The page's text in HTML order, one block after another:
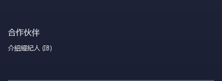
合作伙伴
介紹經紀人 (IB)